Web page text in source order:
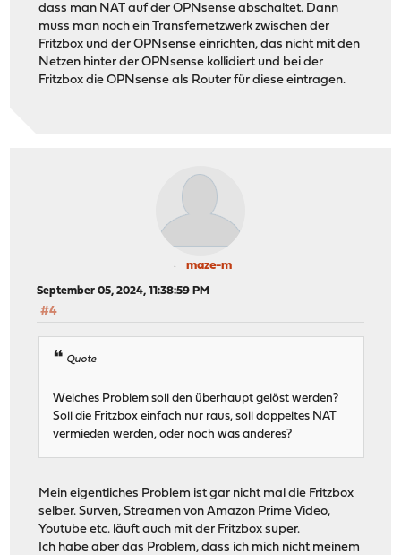
dass man NAT auf der OPNsense abschaltet. Dann
muss man noch ein Transfernetzwerk zwischen der
Fritzbox und der OPNsense einrichten, das nicht mit den
Netzen hinter der OPNsense kollidiert und bei der
Fritzbox die OPNsense als Router für diese eintragen.
maze-m
September 05, 2024, 11:38:59 PM
#4
Quote
Welches Problem soll den überhaupt gelöst werden?
Soll die Fritzbox einfach nur raus, soll doppeltes NAT
vermieden werden, oder noch was anderes?
Mein eigentliches Problem ist gar nicht mal die Fritzbox
selber. Surven, Streamen von Amazon Prime Video,
Youtube etc. läuft auch mit der Fritzbox super.
Ich habe aber das Problem, dass ich mich nicht meinem